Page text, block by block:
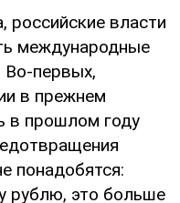
власти
международные
Во-первых,
в прежнем
в прошлом году
понадобятся:
рублю, это больше